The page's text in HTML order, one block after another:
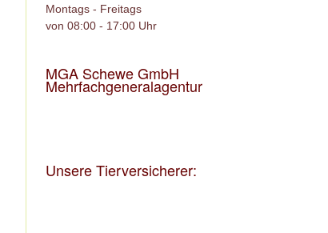
Montags - Freitags
von 08:00 - 17:00 Uhr
MGA Schewe GmbH
Mehrfachgeneralagentur
Unsere Tierversicherer: